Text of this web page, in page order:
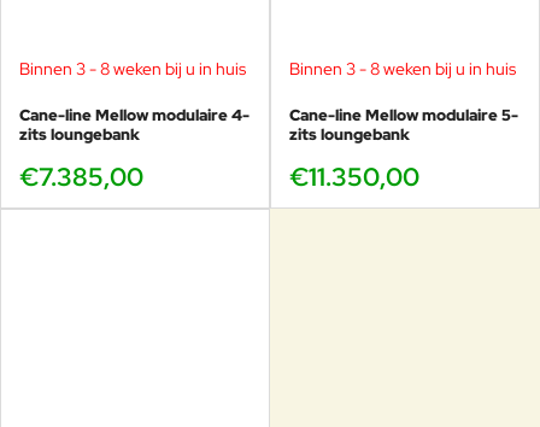
Binnen 3 - 8 weken bij u in huis
Cane-line Mellow modulaire 4-
zits loungebank
€7.385,00
Binnen 3 - 8 weken bij u in huis
Cane-line Mellow modulaire 5-
zits loungebank
€11.350,00